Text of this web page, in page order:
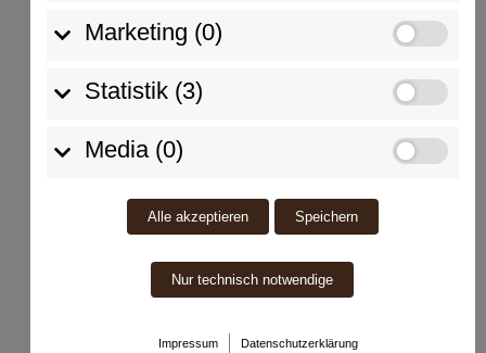
Marketing (0)
Statistik (3)
Media (0)
Alle akzeptieren Speichern
Nur technisch notwendige
Impressum Datenschutzerklärung
Schwarzwälder Buntsandstein
Steinbruch
GÖHRIG - STEINMETZBETRIEB